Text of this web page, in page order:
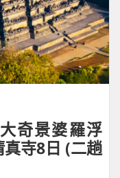
奇景婆羅浮
寺8日 (二趟